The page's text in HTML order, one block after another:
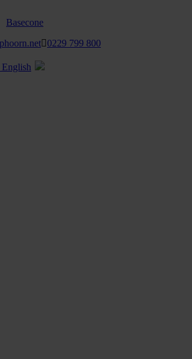
Basecone
0229 799 800